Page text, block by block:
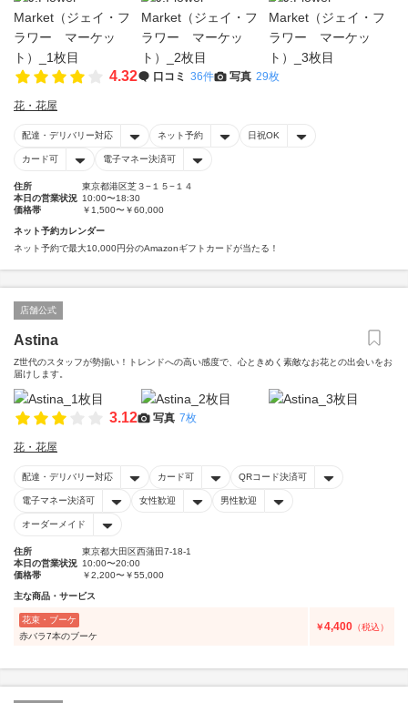
4.32 口コミ 36件 写真 29枚
花・花屋
配達・デリバリー対応 ネット予約 日祝OK
カード可 電子マネー決済可
住所
東京都港区芝３−１５−１４
本日の営業状況 10:00〜18:30
価格帯
￥1,500〜￥60,000
ネット予約カレンダー
ネット予約で最大10,000円分のAmazonギフトカードが当たる！
店舗公式
Astina
Z世代のスタッフが勢揃い！トレンドへの高い感度で、心ときめく素敵なお花との出会いをお
届けします。
3.12 写真 7枚
花・花屋
配達・デリバリー対応 カード可 QRコード決済可
電子マネー決済可 女性歓迎 男性歓迎
オーダーメイド
住所
東京都大田区西蒲田7-18-1
本日の営業状況 10:00〜20:00
価格帯
￥2,200〜￥55,000
主な商品・サービス
花束・ブーケ
赤バラ7本のブーケ
￥4,400 （税込）